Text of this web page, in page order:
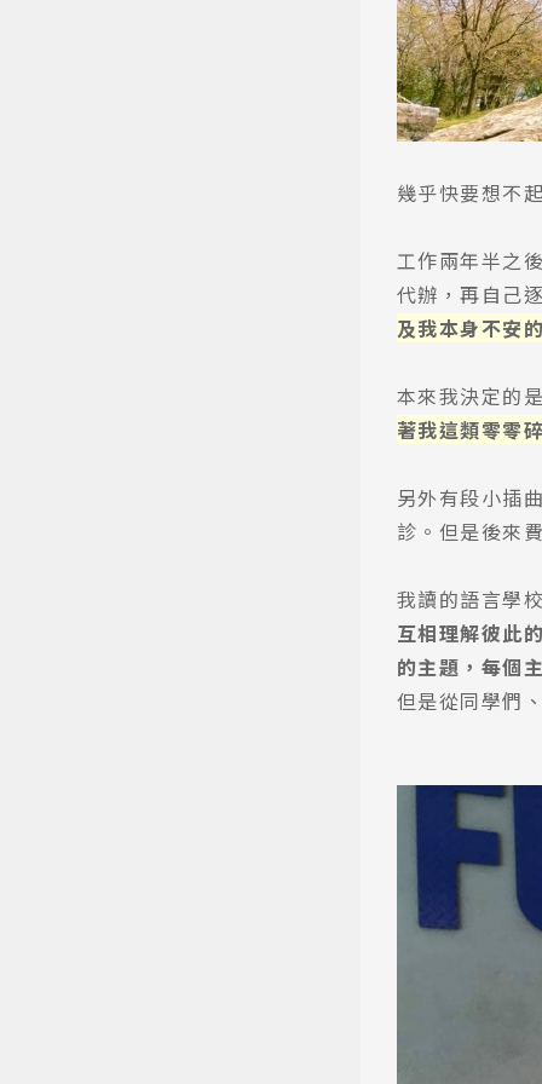
幾乎快要想不
工作兩年半之
代辦，再自己
及我本身不安
本來我決定的
著我這類零零
另外有段小插
診。但是後來
我讀的語言學
互相理解彼此
的主題，每個
但是從同學們